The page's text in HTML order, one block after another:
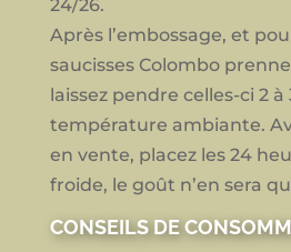
24/26.
Après l’embossage, et
saucisses Colombo
laissez pendre celles-ci 2 à
température ambiante.
en vente, placez les 24
froide, le goût n’en sera
CONSEILS DE